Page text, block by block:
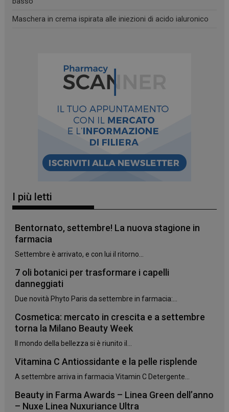
Maschera in crema ispirata alle iniezioni di acido ialuronico
I più letti
Bentornato, settembre! La nuova stagione in
farmacia
Settembre è arrivato, e con lui il ritorno...
7 oli botanici per trasformare i capelli
danneggiati
Due novità Phyto Paris da settembre in farmacia:...
Cosmetica: mercato in crescita e a settembre
torna la Milano Beauty Week
Il mondo della bellezza si è riunito il...
Vitamina C Antiossidante e la pelle risplende
A settembre arriva in farmacia Vitamin C Detergente...
Beauty in Farma Awards – Linea Green dell’anno
– Nuxe Linea Nuxuriance Ultra
_ga_YJ0035S3E9 .panoramacosmetico.it
CookieScriptConsent
CookieScript